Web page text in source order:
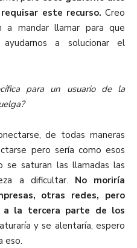
este recurso. Creo
mandar llamar para que
a solucionar el
para un usuario de la
de todas maneras
pero sería como esos
se saturan las llamadas las
a dificultar. No moriría
otras redes, pero
a la tercera parte de los
y se alentaría, espero
eso.